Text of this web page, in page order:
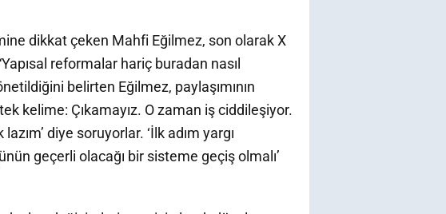
dikkat çeken Mahfi Eğilmez, son olarak X
reformalar hariç buradan nasıl
belirten Eğilmez, paylaşımının
kelime: Çıkamayız. O zaman iş ciddileşiyor.
diye soruyorlar. ‘İlk adım yargı
geçerli olacağı bir sisteme geçiş olmalı’